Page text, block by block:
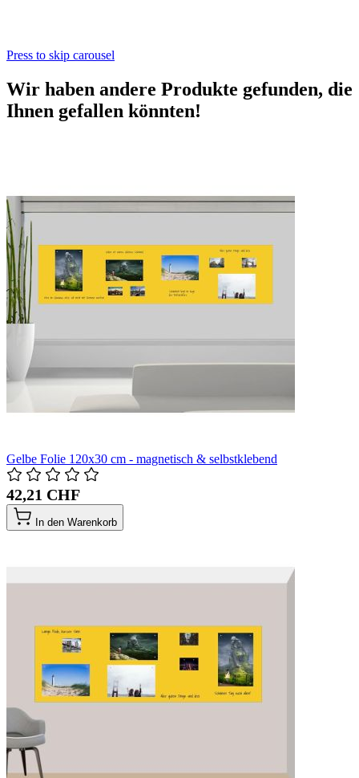
Press to skip carousel
Wir haben andere Produkte gefunden, die
Ihnen gefallen könnten!
Gelbe Folie 120x30 cm - magnetisch & selbstklebend
42,21 CHF
In den Warenkorb